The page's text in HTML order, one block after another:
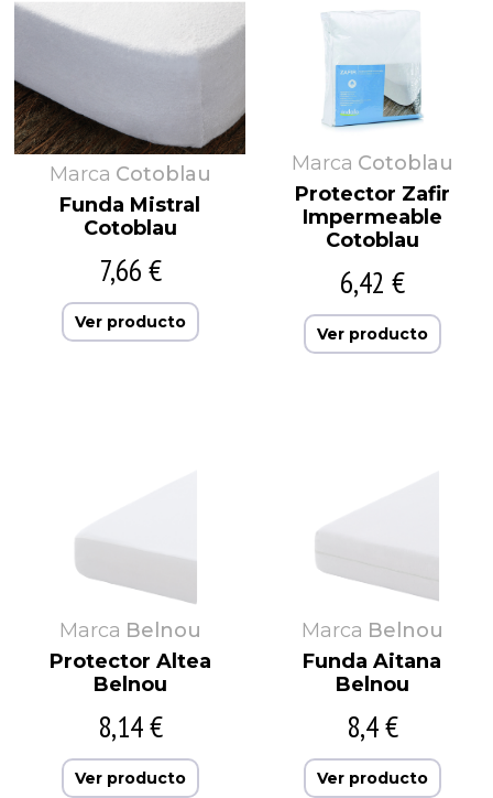
Marca Cotoblau
Funda Mistral
Cotoblau
7,66 €
Ver producto
Marca Cotoblau
Protector Zafir
Impermeable
Cotoblau
6,42 €
Ver producto
Marca Belnou
Protector Altea
Belnou
8,14 €
Ver producto
Marca Belnou
Funda Aitana
Belnou
8,4 €
Ver producto